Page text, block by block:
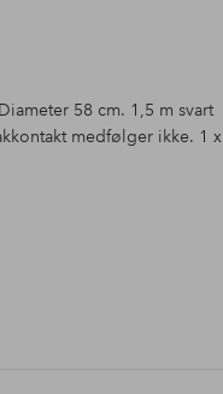
58 cm. 1,5 m svart
medfølger ikke. 1 x